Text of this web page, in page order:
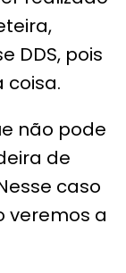
DDS, pois
coisa.
não pode
de
caso
veremos a